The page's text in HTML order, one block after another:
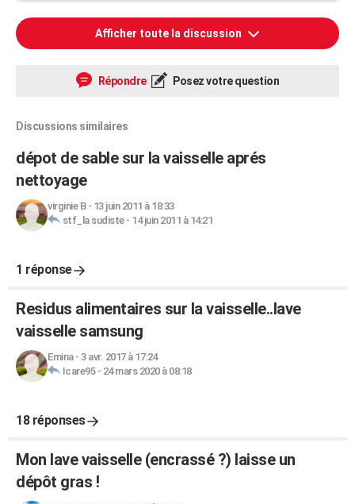
Afficher toute la discussion
Répondre Posez votre question
Discussions similaires
dépot de sable sur la vaisselle aprés
nettoyage
virginie B- 13 juin 2011 à 18:33
stf_la sudiste- 14 juin 2011 à 14:21
1 réponse
Residus alimentaires sur la vaisselle..lave
vaisselle samsung
Emina- 3 avr. 2017 à 17:24
Icare95- 24 mars 2020 à 08:18
18 réponses
Mon lave vaisselle (encrassé ?) laisse un
dépôt gras !